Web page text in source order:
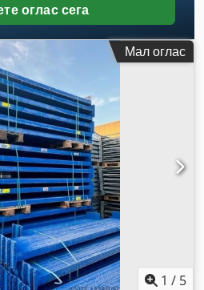
оглас сега
Мал оглас
1 / 5